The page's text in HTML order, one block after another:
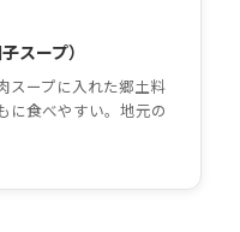
スープ）
スープに入れた郷土料
に食べやすい。地元の